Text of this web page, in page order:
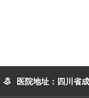
 医院地址：四川省